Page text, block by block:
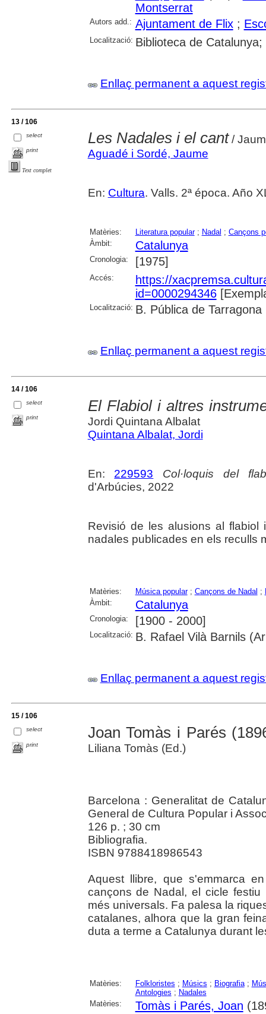
Montserrat
Autors add.: Ajuntament de Flix;
Localització: Biblioteca de
Enllaç permanent a aquest
13 / 106
select
print
Text complet
Les Nadales i el cant/
Aguadé i Sordé, Jaume
En: Cultura. Valls. 2ª época. Año
Matèries: Literatura popular; Nadal ; Cançons
Àmbit:
Catalunya
Cronologia: [1975]
Accés:
https://
id=0000294346
Localització: B. Pública de Tarragona
Enllaç permanent a aquest
14 / 106
select
print
El Flabiol i altres
Jordi Quintana Albalat
Quintana Albalat, Jordi
En: 229593
Col·loquis del
d'Arbúcies, 2022
Revisió de les alusions al
nadales publicades en els reculls
Matèries: Música popular; Cançons de Nadal ;
Àmbit:
Catalunya
Cronologia: [1900 - 2000]
Localització: B. Rafael Vilà Barnils
Enllaç permanent a aquest
15 / 106
select
print
Joan Tomàs i Parés
Liliana Tomàs (Ed.)
Barcelona : Generalitat de
General de Cultura Popular i
126 p. ; 30 cm
Bibliografia.
ISBN 9788418986543
Aquest llibre, que s'emmarca
cançons de Nadal, el cicle
més universals. Fa palesa la
catalanes, alhora que la gran
duta a terme a Catalunya durant
Matèries: Folkloristes ; Músics ; Biografia;
Antologies ; Nadales
Matèries:
Tomàs i Parés, Joan